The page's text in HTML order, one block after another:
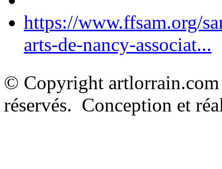
https://www.ffsam.org/
arts-de-nancy-associat...
© Copyright
réservés. Conception et